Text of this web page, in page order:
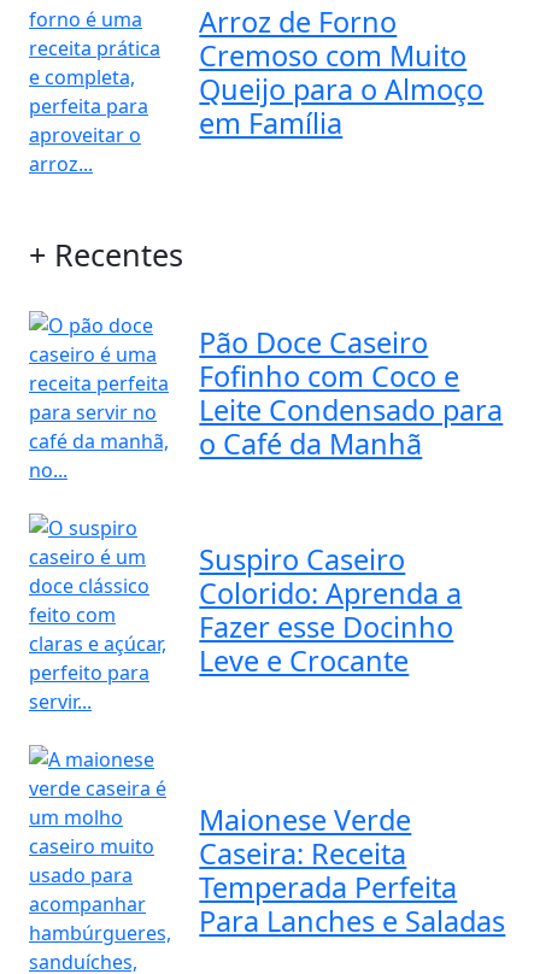
Arroz de Forno
Cremoso com Muito
Queijo para o Almoço
em Família
+ Recentes
Pão Doce Caseiro
Fofinho com Coco e
Leite Condensado para
o Café da Manhã
Suspiro Caseiro
Colorido: Aprenda a
Fazer esse Docinho
Leve e Crocante
Maionese Verde
Caseira: Receita
Temperada Perfeita
Para Lanches e Saladas